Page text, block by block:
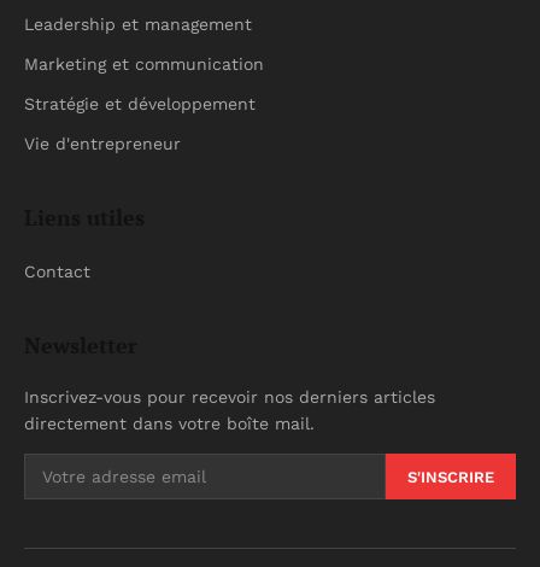
Leadership et management
Marketing et communication
Stratégie et développement
Vie d'entrepreneur
Contact
Inscrivez-vous pour recevoir nos derniers articles
directement dans votre boîte mail.
S'INSCRIRE